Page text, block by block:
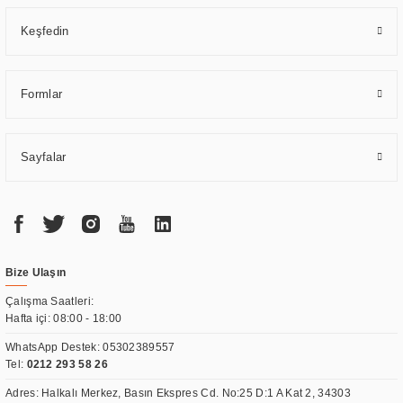
Keşfedin
Formlar
Sayfalar
Bize Ulaşın
Çalışma Saatleri:
Hafta içi: 08:00 - 18:00
WhatsApp Destek:05302389557
Tel: 0212 293 58 26
Adres: Halkalı Merkez, Basın Ekspres Cd. No:25 D:1 A Kat 2, 34303